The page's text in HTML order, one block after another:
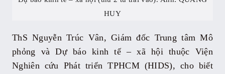
HUY
ThS Nguyễn Trúc Vân, Giám đốc Trung tâm Mô
phỏng và Dự báo kinh tế – xã hội thuộc Viện
Nghiên cứu Phát triển TPHCM (HIDS), cho biết